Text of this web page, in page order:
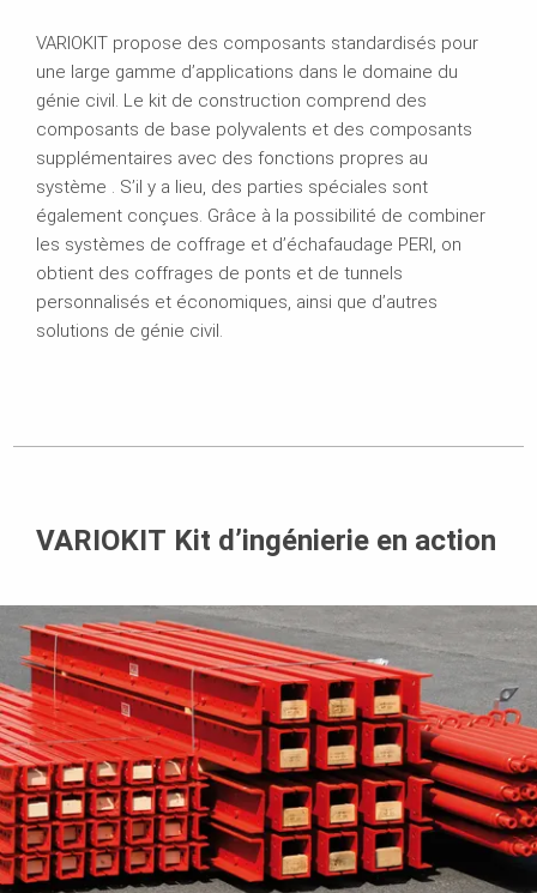
VARIOKIT propose des composants standardisés pour
une large gamme d’applications dans le domaine du
génie civil. Le kit de construction comprend des
composants de base polyvalents et des composants
supplémentaires avec des fonctions propres au
système . S’il y a lieu, des parties spéciales sont
également conçues. Grâce à la possibilité de combiner
les systèmes de coffrage et d’échafaudage PERI, on
obtient des coffrages de ponts et de tunnels
personnalisés et économiques, ainsi que d’autres
solutions de génie civil.
VARIOKIT Kit d’ingénierie en action